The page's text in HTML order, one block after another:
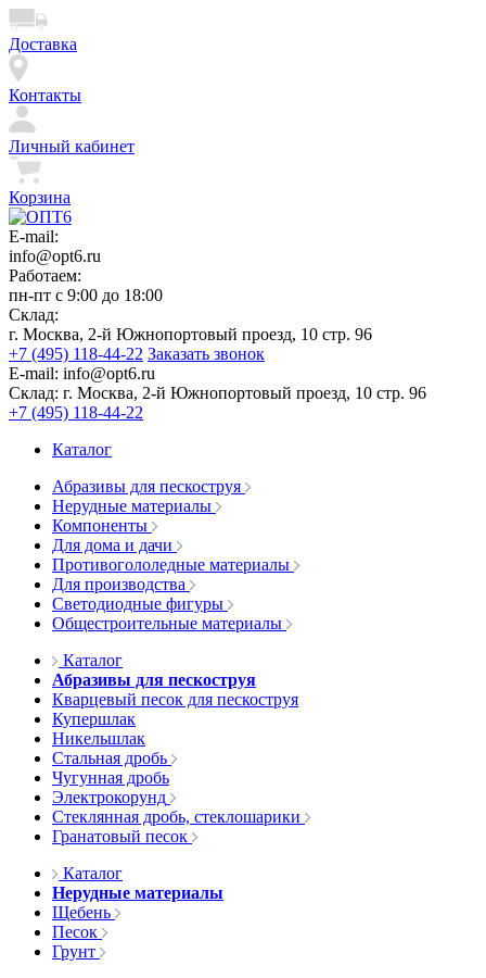
Доставка
Контакты
Личный кабинет
Корзина
E-mail:
info@opt6.ru
Работаем:
пн-пт с 9:00 до 18:00
Склад:
г. Москва, 2-й Южнопортовый проезд, 10 стр. 96
+7 (495) 118-44-22 Заказать звонок
E-mail: info@opt6.ru
Склад: г. Москва, 2-й Южнопортовый проезд, 10 стр. 96
+7 (495) 118-44-22
Каталог
Абразивы для пескоструя
Нерудные материалы
Компоненты
Для дома и дачи
Противогололедные материалы
Для производства
Светодиодные фигуры
Общестроительные материалы
Каталог
Абразивы для пескоструя
Кварцевый песок для пескоструя
Купершлак
Никельшлак
Стальная дробь
Чугунная дробь
Электрокорунд
Стеклянная дробь, стеклошарики
Гранатовый песок
Каталог
Нерудные материалы
Щебень
Песок
Грунт